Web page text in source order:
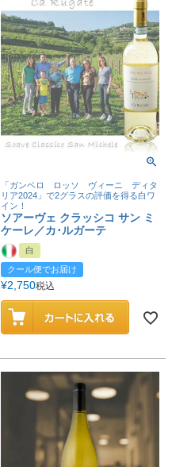
「ガンベロ ロッソ ヴィーニ ディタ
リア2024」で2グラスの評価を得る白ワ
イン！
ソアーヴェ クラッシコ サン ミ
ケーレ／カ･ルガーテ
白
クール便でお届け
¥2,750税込